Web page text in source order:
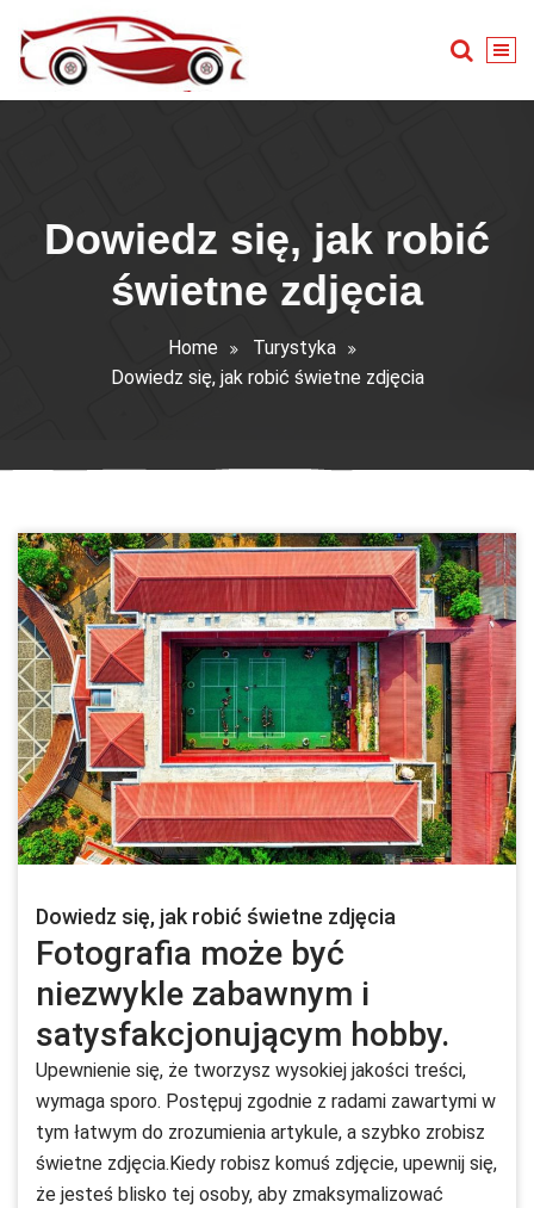
content
Dowiedz się, jak robić
świetne zdjęcia
Home
Turystyka
Dowiedz się, jak robić świetne zdjęcia
Dowiedz się, jak robić świetne zdjęcia
Fotografia może być
niezwykle zabawnym i
satysfakcjonującym hobby.
Upewnienie się, że tworzysz wysokiej jakości treści,
wymaga sporo. Postępuj zgodnie z radami zawartymi w
tym łatwym do zrozumienia artykule, a szybko zrobisz
świetne zdjęcia.Kiedy robisz komuś zdjęcie, upewnij się,
że jesteś blisko tej osoby, aby zmaksymalizować